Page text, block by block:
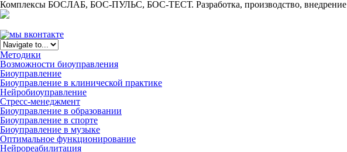
Комплексы БОСЛАБ, БОС-ПУЛЬС, БОС-ТЕСТ. Разработка, производство, внедрение
Методики
Возможности биоуправления
Биоуправление
Биоуправление в клинической практике
Нейробиоуправление
Стресс-менеджмент
Биоуправление в образовании
Биоуправление в спорте
Биоуправление в музыке
Оптимальное функционирование
Нейрореабилитация